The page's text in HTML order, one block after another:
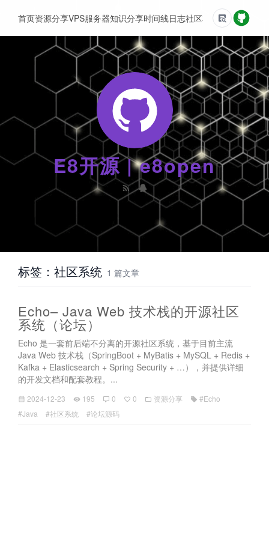
E8开源 | e8open
首页资源分享VPS服务器知识分享时间线日志社区友情链接
标签：社区系统 1 篇文章
Echo– Java Web 技术栈的开源社区
系统（论坛）
Echo 是一套前后端不分离的开源社区系统，基于目前主流
Java Web 技术栈（SpringBoot + MyBatis + MySQL + Redis +
Kafka + Elasticsearch + Spring Security + …），并提供详细
的开发文档和配套教程。...
2024-12-23 195 0 0 资源分享
#Echo
#Java
#社区系统 #论坛源码